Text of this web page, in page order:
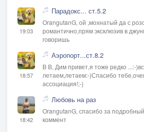
19:03
Парадокс... ст.5.2
OrangutanG, ой ,мохнатый да с
романтично,прям эксклюзив в
говоришь
18:57
Аэропорт...ст.8.2
В В, Дим привет,я тоже редко ...:-
летаем,летаем:-)Спасибо
ассоциация!;-)
18:42
Любовь на раз
OrangutanG, спасибо за
коммент